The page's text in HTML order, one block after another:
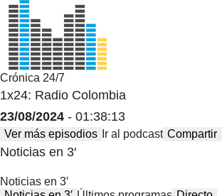
Crónica 24/7
1x24: Radio Colombia
23/08/2024 - 01:38:13
Ver más episodios Ir al podcast Compartir
Noticias en 3′
Noticias en 3′